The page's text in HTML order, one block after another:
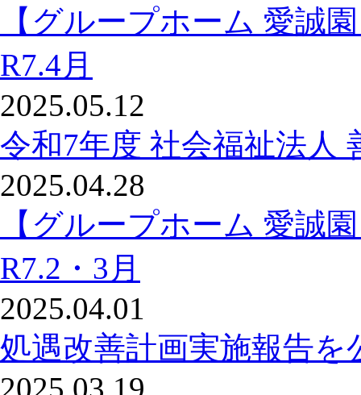
【グループホーム 愛誠
R7.4月
2025.05.12
令和7年度 社会福祉法人
2025.04.28
【グループホーム 愛誠
R7.2・3月
2025.04.01
処遇改善計画実施報告